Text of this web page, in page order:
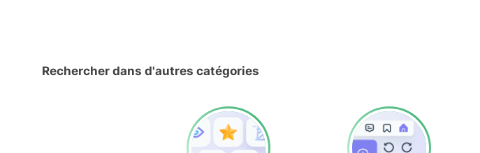
Rechercher dans d'autres catégories